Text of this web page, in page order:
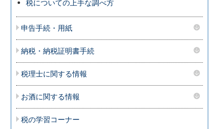
税についての上手な調べ方
申告手続・用紙
納税・納税証明書手続
税理士に関する情報
お酒に関する情報
税の学習コーナー